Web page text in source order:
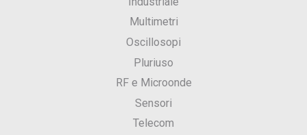
Multimetri
Oscillosopi
Pluriuso
RF e Microonde
Sensori
Telecom